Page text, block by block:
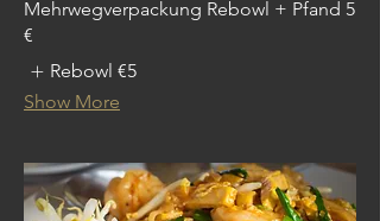
Mehrwegverpackung Rebowl + Pfand 5
€
Rebowl €5
Show More